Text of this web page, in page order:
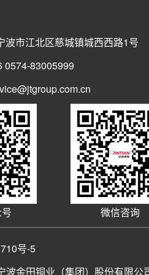
波市江北区慈城镇城西西路1号
0574-83005999
微信咨询
号-5
波金田铜业（集团）股份有限公